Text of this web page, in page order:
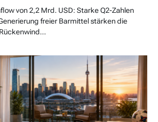
von 2,2 Mrd. USD: Starke Q2-Zahlen
freier Barmittel stärken die